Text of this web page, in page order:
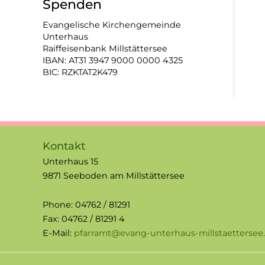
Spenden
Evangelische Kirchengemeinde
Unterhaus
Raiffeisenbank Millstättersee
IBAN: AT31 3947 9000 0000 4325
BIC: RZKTAT2K479
Kontakt
Unterhaus 15
9871 Seeboden am Millstättersee
Phone: 04762 / 81291
Fax: 04762 / 81291 4
E-Mail: pfarramt@evang-unterhaus-